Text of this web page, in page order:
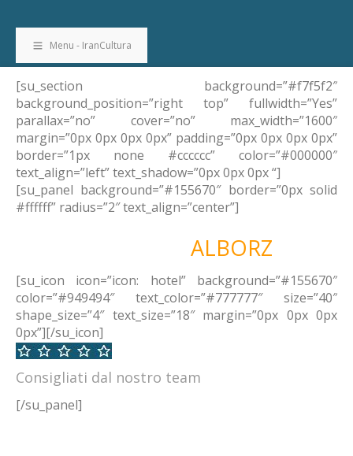
Menu - IranCultura
[su_section background=”#f7f5f2″
background_position=”right top” fullwidth=”Yes”
parallax=”no” cover=”no” max_width=”1600″
margin=”0px 0px 0px 0px” padding=”0px 0px 0px 0px”
border=”1px none #cccccc” color=”#000000″
text_align=”left” text_shadow=”0px 0px 0px “]
[su_panel background=”#155670″ border=”0px solid
#ffffff” radius=”2″ text_align=”center”]
ALBORZ
[su_icon icon=”icon: hotel” background=”#155670″
color=”#949494″ text_color=”#777777″ size=”40″
shape_size=”4″ text_size=”18″ margin=”0px 0px 0px
0px”][/su_icon]
Consigliati dal nostro team
[/su_panel]